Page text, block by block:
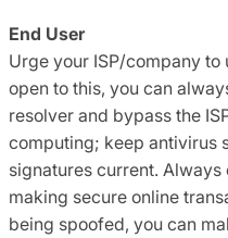
End User
Urge your ISP/company to
open to this, you can
resolver and bypass the
computing; keep antivirus
signatures current.
making secure online
being spoofed, you can